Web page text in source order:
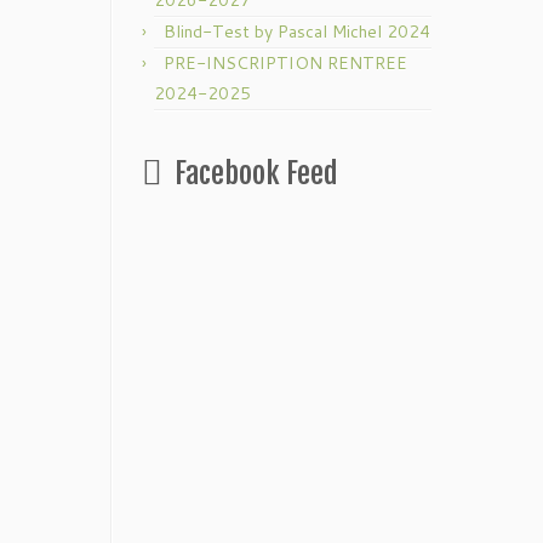
Blind-Test by Pascal Michel 2024
PRE-INSCRIPTION RENTREE
2024-2025
Facebook Feed